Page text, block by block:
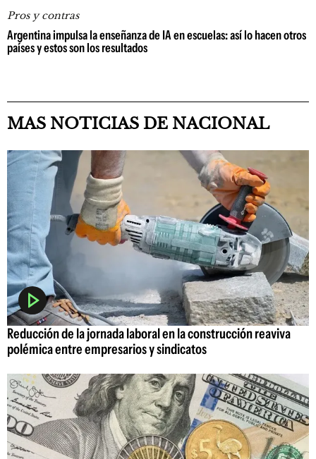
Pros y contras
Argentina impulsa la enseñanza de IA en escuelas: así lo hacen otros
países y estos son los resultados
MAS NOTICIAS DE NACIONAL
Reducción de la jornada laboral en la construcción reaviva
polémica entre empresarios y sindicatos